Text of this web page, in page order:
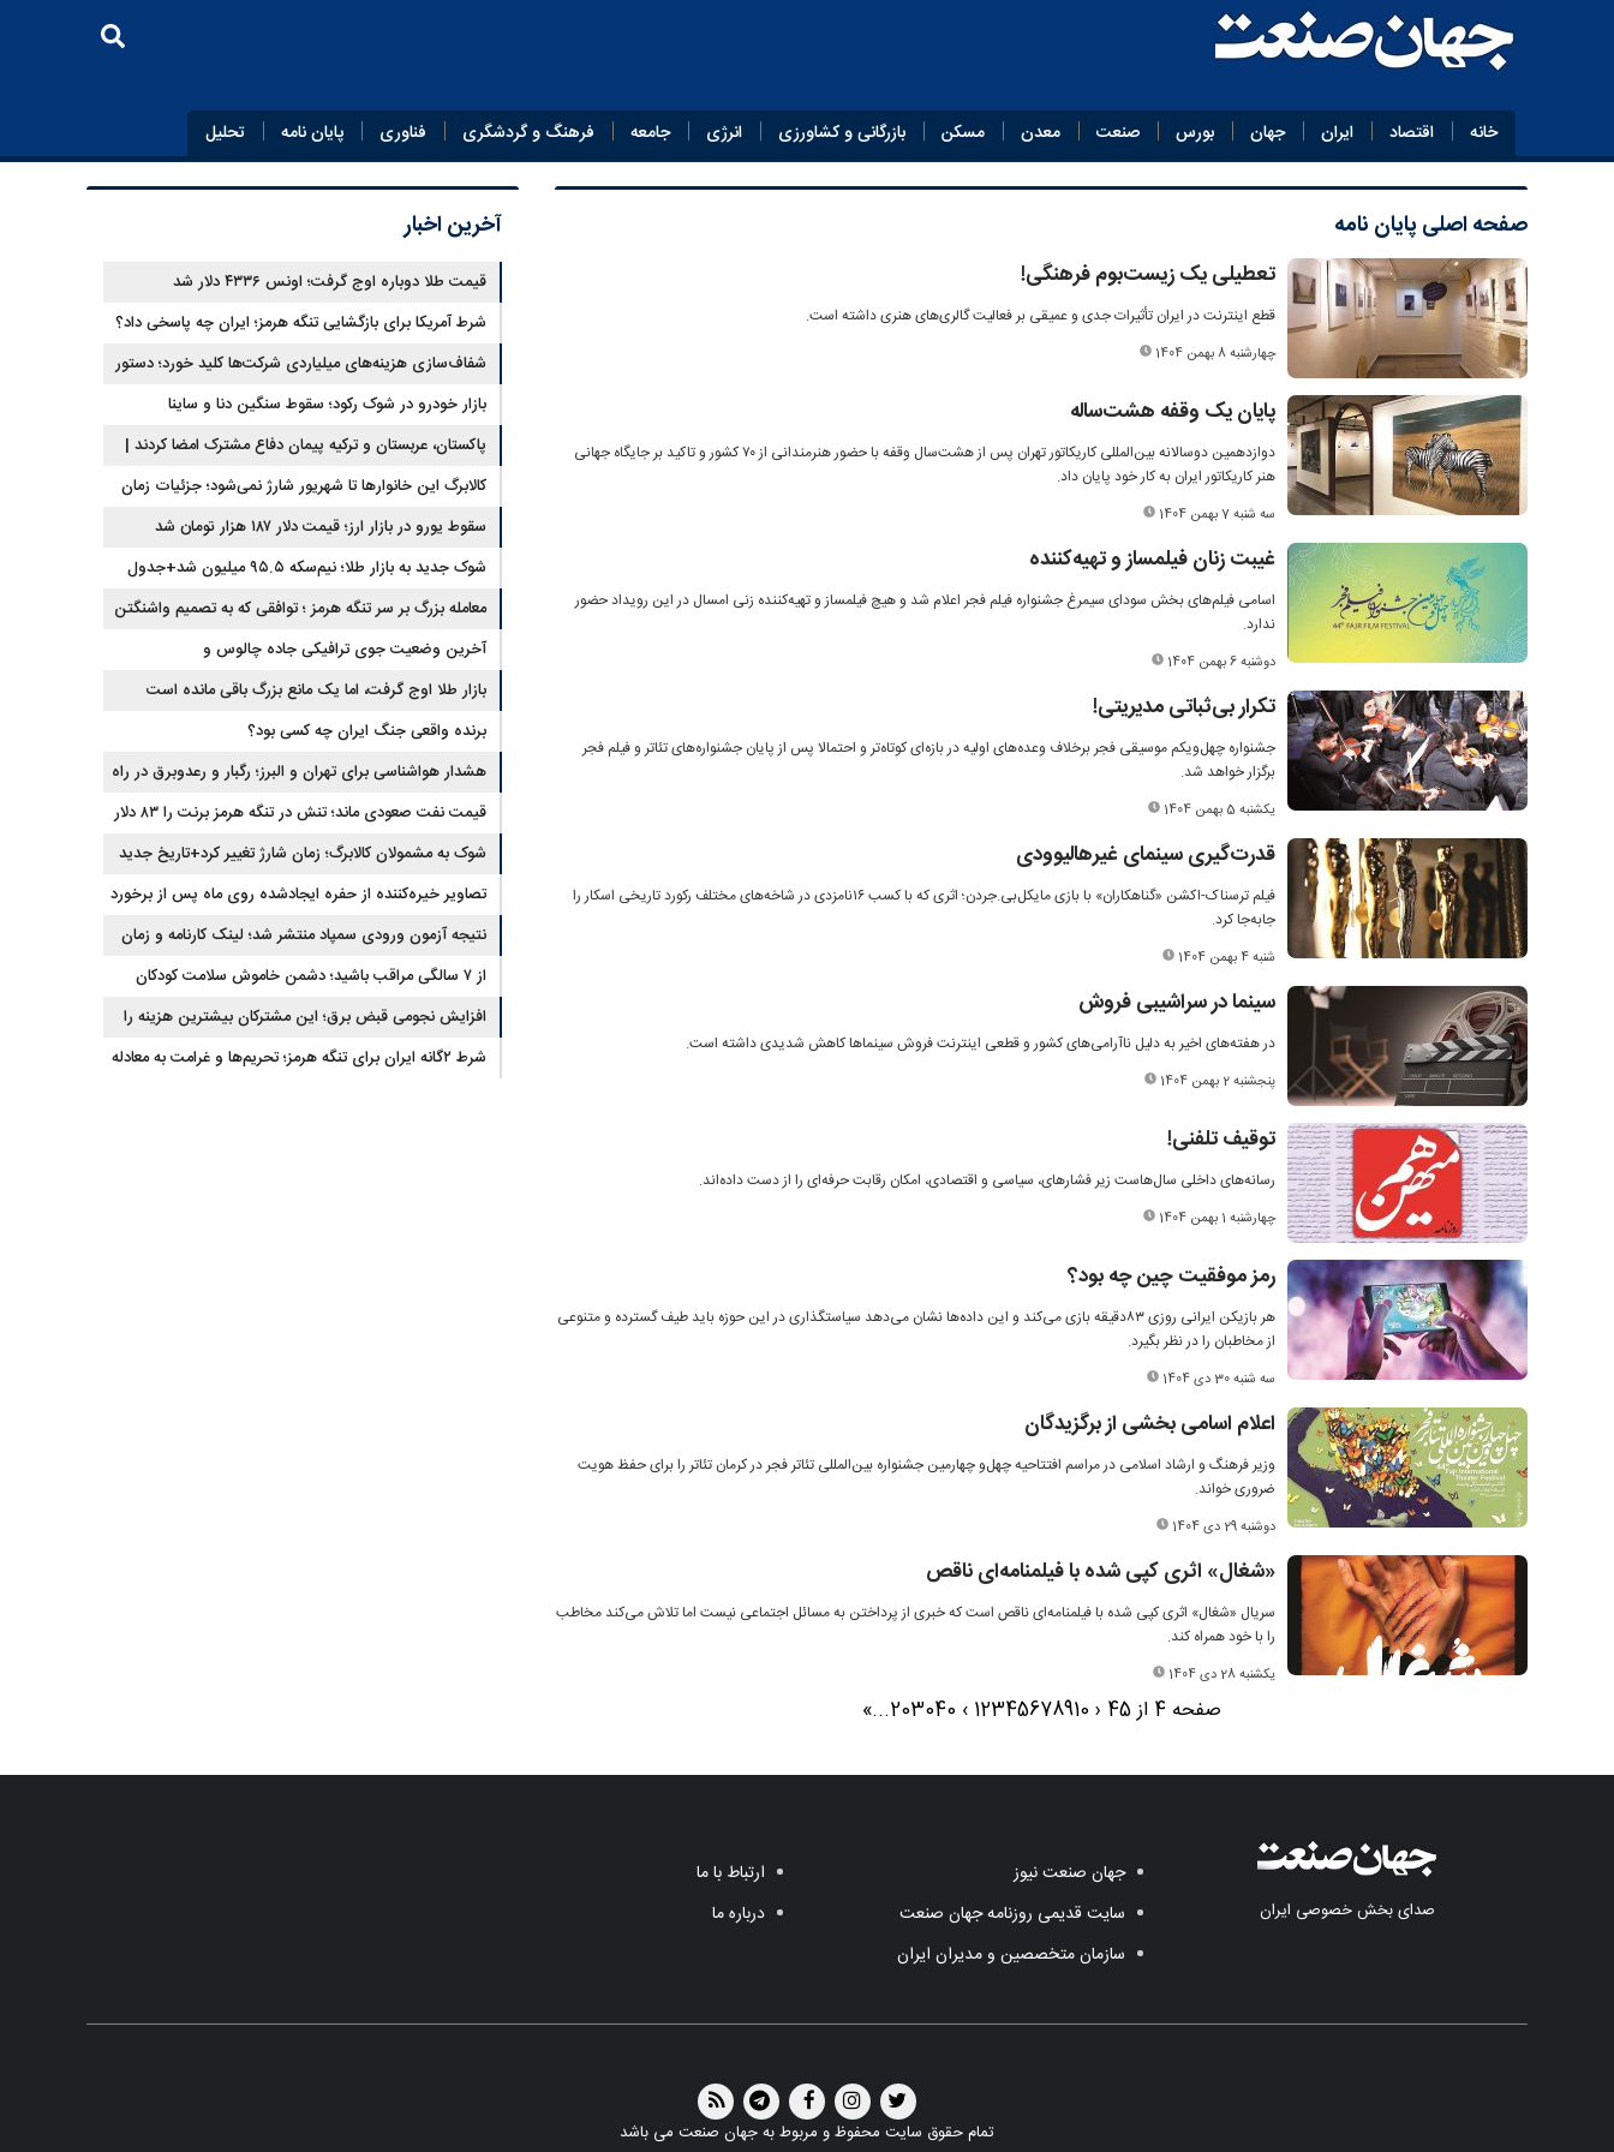
خانه اقتصاد ایران جهان بورس صنعت معدن مسکن بازرگانی و کشاورزی انرژی جامعه فرهنگ و گردشگری فناوری پایان‌ نامه تحلیل
صفحه اصلی پایان‌ نامه
تعطیلی یک زیست‌بوم فرهنگی!
قطع اینترنت در ایران تأثیرات جدی و عمیقی بر فعالیت گالری‌های هنری داشته است.
چهارشنبه 8 بهمن 1404
پایان یک وقفه هشت‌ساله
دوازدهمین دوسالانه بین‌المللی کاریکاتور تهران پس از هشت‌سال وقفه با حضور هنرمندانی از ۷۰ کشور و تاکید بر جایگاه جهانی
هنر کاریکاتور ایران به کار خود پایان داد.
سه شنبه 7 بهمن 1404
غیبت زنان فیلمساز و تهیه‌کننده
اسامی فیلم‌های بخش سودای سیمرغ جشنواره فیلم فجر اعلام شد و هیچ فیلمساز و تهیه‌کننده زنی امسال در این رویداد حضور
ندارد.
دوشنبه 6 بهمن 1404
تکرار بی‌ثباتی مدیریتی!
جشنواره چهل‌و‌یکم موسیقی فجر برخلاف وعده‌های اولیه در بازه‌ای کوتاه‌تر و احتمالا پس از پایان جشنواره‌های تئاتر و فیلم فجر
برگزار خواهد شد.
یکشنبه 5 بهمن 1404
قدرت‌گیری سینمای غیرهالیوودی
فیلم ترسناک-اکشن «گناهکاران» با بازی مایکل‌بی.جردن؛ اثری که با کسب ۱۶نامزدی در شاخه‌های مختلف رکورد تاریخی اسکار را
جابه‌جا کرد.
شنبه 4 بهمن 1404
سینما در سراشیبی فروش
در هفته‌های اخیر به دلیل ناآرامی‌های کشور و قطعی اینترنت فروش سینماها کاهش شدیدی داشته است.
پنجشنبه 2 بهمن 1404
توقیف تلفنی!
رسانه‌های داخلی سال‌هاست زیر فشارهای، سیاسی و اقتصادی، امکان رقابت حرفه‌ای را از دست داده‌اند.
چهارشنبه 1 بهمن 1404
رمز موفقیت چین چه بود؟
هر بازیکن ایرانی روزی ۸۳دقیقه بازی می‌کند و این داده‌ها نشان می‌دهد سیاستگذاری در این حوزه باید طیف گسترده و متنوعی
از مخاطبان را در نظر بگیرد.
سه شنبه 30 دی 1404
اعلام اسامی بخشی از برگزیدگان
وزیر فرهنگ و ارشاد اسلامی در مراسم افتتاحیه چهل‌و چهارمین جشنواره بین‌المللی تئاتر فجر در کرمان تئاتر را برای حفظ هویت
ضروری خواند.
دوشنبه 29 دی 1404
«شغال» اثری کپی شده با فیلمنامه‌ای ناقص
سریال «شغال» اثری کپی شده با فیلمنامه‌ای ناقص است که خبری از پرداختن به مسائل اجتماعی نیست اما تلاش می‌کند مخاطب
را با خود همراه کند.
یکشنبه 28 دی 1404
صفحه 4 از 45 ‹
12345678910
›
203040
...
»
آخرین اخبار
قیمت طلا دوباره اوج گرفت؛ اونس ۴۳۳۶ دلار شد
شرط آمریکا برای بازگشایی تنگه هرمز؛ ایران چه پاسخی داد؟
شفاف‌سازی هزینه‌های میلیاردی شرکت‌ها کلید خورد؛ دستور
جدید سازمان بورس
بازار خودرو در شوک رکود؛ سقوط سنگین دنا و ساینا
پاکستان، عربستان و ترکیه پیمان دفاع مشترک امضا کردند |
ایران و اسرائیل در سایه پیمان جدید منطقه‌ای
کالابرگ این خانوارها تا شهریور شارژ نمی‌شود؛ جزئیات زمان
جدید
سقوط یورو در بازار ارز؛ قیمت دلار ۱۸۷ هزار تومان شد
شوک جدید به بازار طلا؛ نیم‌سکه ۹۵.۵ میلیون شد+جدول
معامله بزرگ بر سر تنگه هرمز ؛ توافقی که به تصمیم واشنگتن
وابسته است
آخرین وضعیت جوی ترافیکی جاده چالوس و
هراز+محورهای مسدود
بازار طلا اوج گرفت، اما یک مانع بزرگ باقی مانده است
برنده واقعی جنگ ایران چه کسی بود؟
هشدار هواشناسی برای تهران و البرز؛ رگبار و رعدوبرق در راه
است
قیمت نفت صعودی ماند؛ تنش در تنگه هرمز برنت را ۸۳ دلار
کردشوک به مشمولان کالابرگ؛ زمان شارژ تغییر کرد+تاریخ جدید
تصاویر خیره‌کننده از حفره ایجادشده روی ماه پس از برخورد
موشک فالکون ۹
نتیجه آزمون ورودی سمپاد منتشر شد؛ لینک کارنامه و زمان
ثبت‌ناماز ۷ سالگی مراقب باشید؛ دشمن خاموش سلامت کودکان
شناسایی شد
افزایش نجومی قبض برق؛ این مشترکان بیشترین هزینه را
می‌پردازندشرط ۲گانه ایران برای تنگه هرمز؛ تحریم‌ها و غرامت به معادله
صدای بخش خصوصی ایران
جهان صنعت نیوز
سایت قدیمی روزنامه جهان صنعت
سازمان متخصصین و مدیران ایران
ارتباط با ما
درباره ما
تمام حقوق سایت محفوظ و مربوط به جهان صنعت می باشد